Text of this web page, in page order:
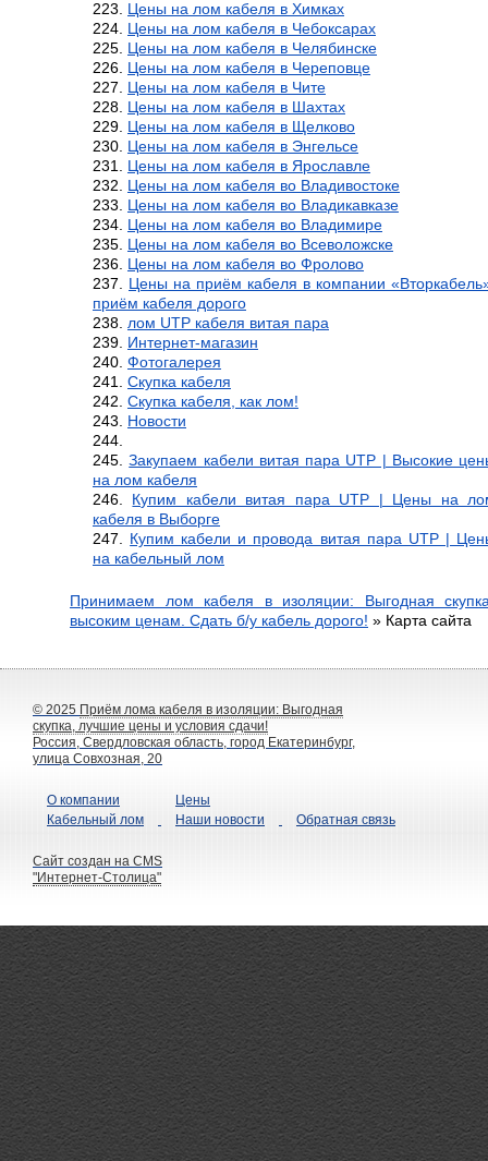
Цены на лом кабеля в Химках
Цены на лом кабеля в Чебоксарах
Цены на лом кабеля в Челябинске
Цены на лом кабеля в Череповце
Цены на лом кабеля в Чите
Цены на лом кабеля в Шахтах
Цены на лом кабеля в Щелково
Цены на лом кабеля в Энгельсе
Цены на лом кабеля в Ярославле
Цены на лом кабеля во Владивостоке
Цены на лом кабеля во Владикавказе
Цены на лом кабеля во Владимире
Цены на лом кабеля во Всеволожске
Цены на лом кабеля во Фролово
Цены на приём кабеля в компании
приём кабеля дорого
лом UTP кабеля витая пара
Интернет-магазин
Фотогалерея
Скупка кабеля
Скупка кабеля, как лом!
Новости
Закупаем кабели витая пара UTP | Высокие
на лом кабеля
Купим кабели витая пара UTP | Цены на
кабеля в Выборге
Купим кабели и провода витая пара UTP |
на кабельный лом
Принимаем лом кабеля в изоляции: Выгодная
высоким ценам. Сдать б/у кабель дорого! » Карта сайта
© 2025 Приём лома кабеля в изоляции: Выгодная
скупка, лучшие цены и условия сдачи!
Россия, Свердловская область, город Екатеринбург,
улица Совхозная, 20
О компании
Кабельный лом
Цены
Наши новости
Обратная связь
Сайт создан на CMS
"Интернет-Столица"